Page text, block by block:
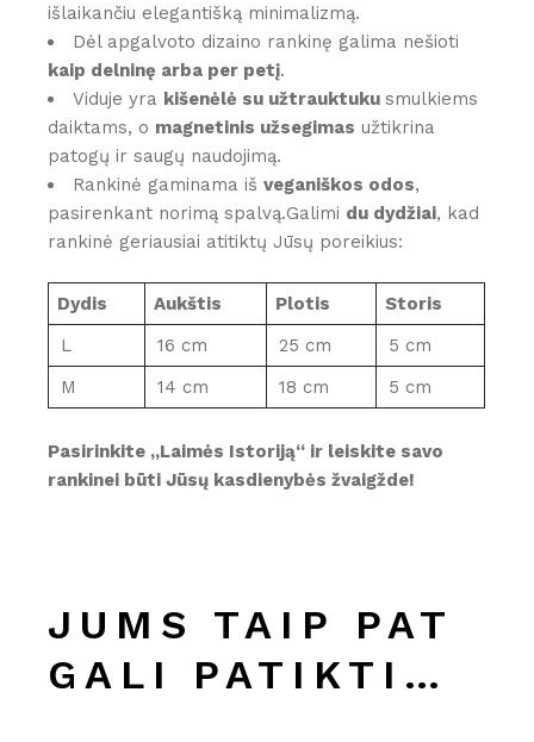
išlaikančiu elegantišką minimalizmą.
Dėl apgalvoto dizaino rankinę galima nešioti
kaip delninę arba per petį.
Viduje yra kišenėlė su užtrauktukusmulkiems
daiktams, o magnetinis užsegimas užtikrina
patogų ir saugų naudojimą.
Rankinė gaminama išveganiškos odos,
pasirenkant norimą spalvą.Galimi du dydžiai, kad
rankinė geriausiai atitiktų Jūsų poreikius:
Dydis Aukštis Plotis
Storis
L
16 cm 25 cm
5 cm
M
14 cm 18 cm 5 cm
Pasirinkite „Laimės Istoriją“ ir leiskite savo
rankinei būti Jūsų kasdienybės žvaigžde!
JUMS TAIP PAT
GALI PATIKTI…